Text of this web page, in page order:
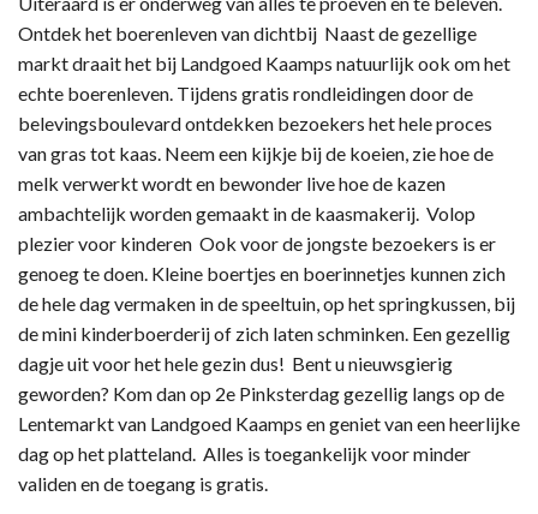
Ontdek het boerenleven van dichtbij Naast de gezellige
markt draait het bij Landgoed Kaamps natuurlijk ook om het
echte boerenleven. Tijdens gratis rondleidingen door de
belevingsboulevard ontdekken bezoekers het hele proces
van gras tot kaas. Neem een kijkje bij de koeien, zie hoe de
melk verwerkt wordt en bewonder live hoe de kazen
ambachtelijk worden gemaakt in de kaasmakerij. Volop
plezier voor kinderen Ook voor de jongste bezoekers is er
genoeg te doen. Kleine boertjes en boerinnetjes kunnen zich
de hele dag vermaken in de speeltuin, op het springkussen, bij
de mini kinderboerderij of zich laten schminken. Een gezellig
dagje uit voor het hele gezin dus! Bent u nieuwsgierig
geworden? Kom dan op 2e Pinksterdag gezellig langs op de
Lentemarkt van Landgoed Kaamps en geniet van een heerlijke
dag op het platteland. Alles is toegankelijk voor minder
validen en de toegang is gratis.